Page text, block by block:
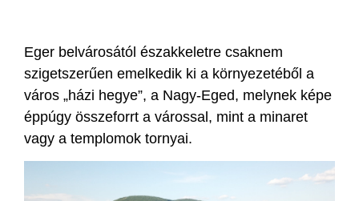
Eger belvárosától északkeletre csaknem
szigetszerűen emelkedik ki a környezetéből a
város „házi hegye”, a Nagy-Eged, melynek képe
éppúgy összeforrt a várossal, mint a minaret
vagy a templomok tornyai.